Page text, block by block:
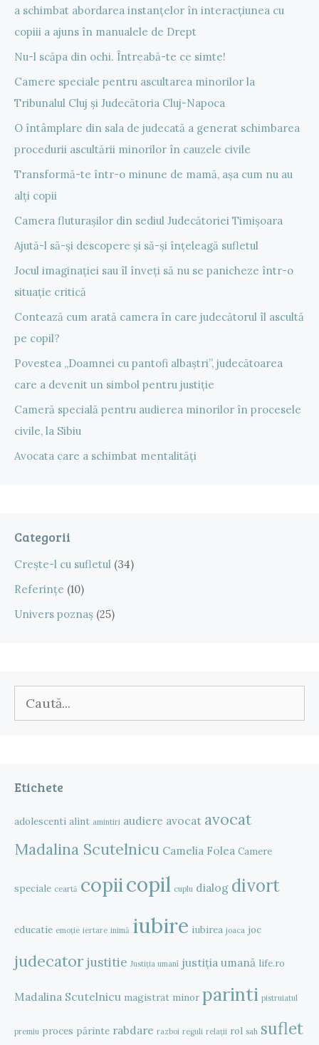
a schimbat abordarea instanțelor în interacțiunea cu
copiii a ajuns în manualele de Drept
Nu-l scăpa din ochi. Întreabă-te ce simte!
Camere speciale pentru ascultarea minorilor la
Tribunalul Cluj și Judecătoria Cluj-Napoca
O întâmplare din sala de judecată a generat schimbarea
procedurii ascultării minorilor în cauzele civile
Transformă-te într-o minune de mamă, așa cum nu au
alți copii
Camera fluturașilor din sediul Judecătoriei Timișoara
Ajută-l să-și descopere și să-și înțeleagă sufletul
Jocul imaginației sau îl înveți să nu se panicheze într-o
situație critică
Contează cum arată camera în care judecătorul îl ascultă
pe copil?
Povestea „Doamnei cu pantofi albaștri”, judecătoarea
care a devenit un simbol pentru justiție
Cameră specială pentru audierea minorilor în procesele
civile, la Sibiu
Avocata care a schimbat mentalități
Categorii
Crește-l cu sufletul (34)
Referințe (10)
Univers poznaș (25)
după:
Etichete
adolescenti alint amintiri audiere avocat avocat
Madalina Scutelnicu Camelia Folea Camere
speciale ceartă copiicopil cuplu dialog divort
educatie emoție iertare inimă iubire iubirea joaca joc
judecator justitie Justiția umanî justiția umană life.ro
Madalina Scutelnicu magistrat minor parinti pistruiatul
premiu proces părinte rabdare razboi reguli relații rol sah suflet